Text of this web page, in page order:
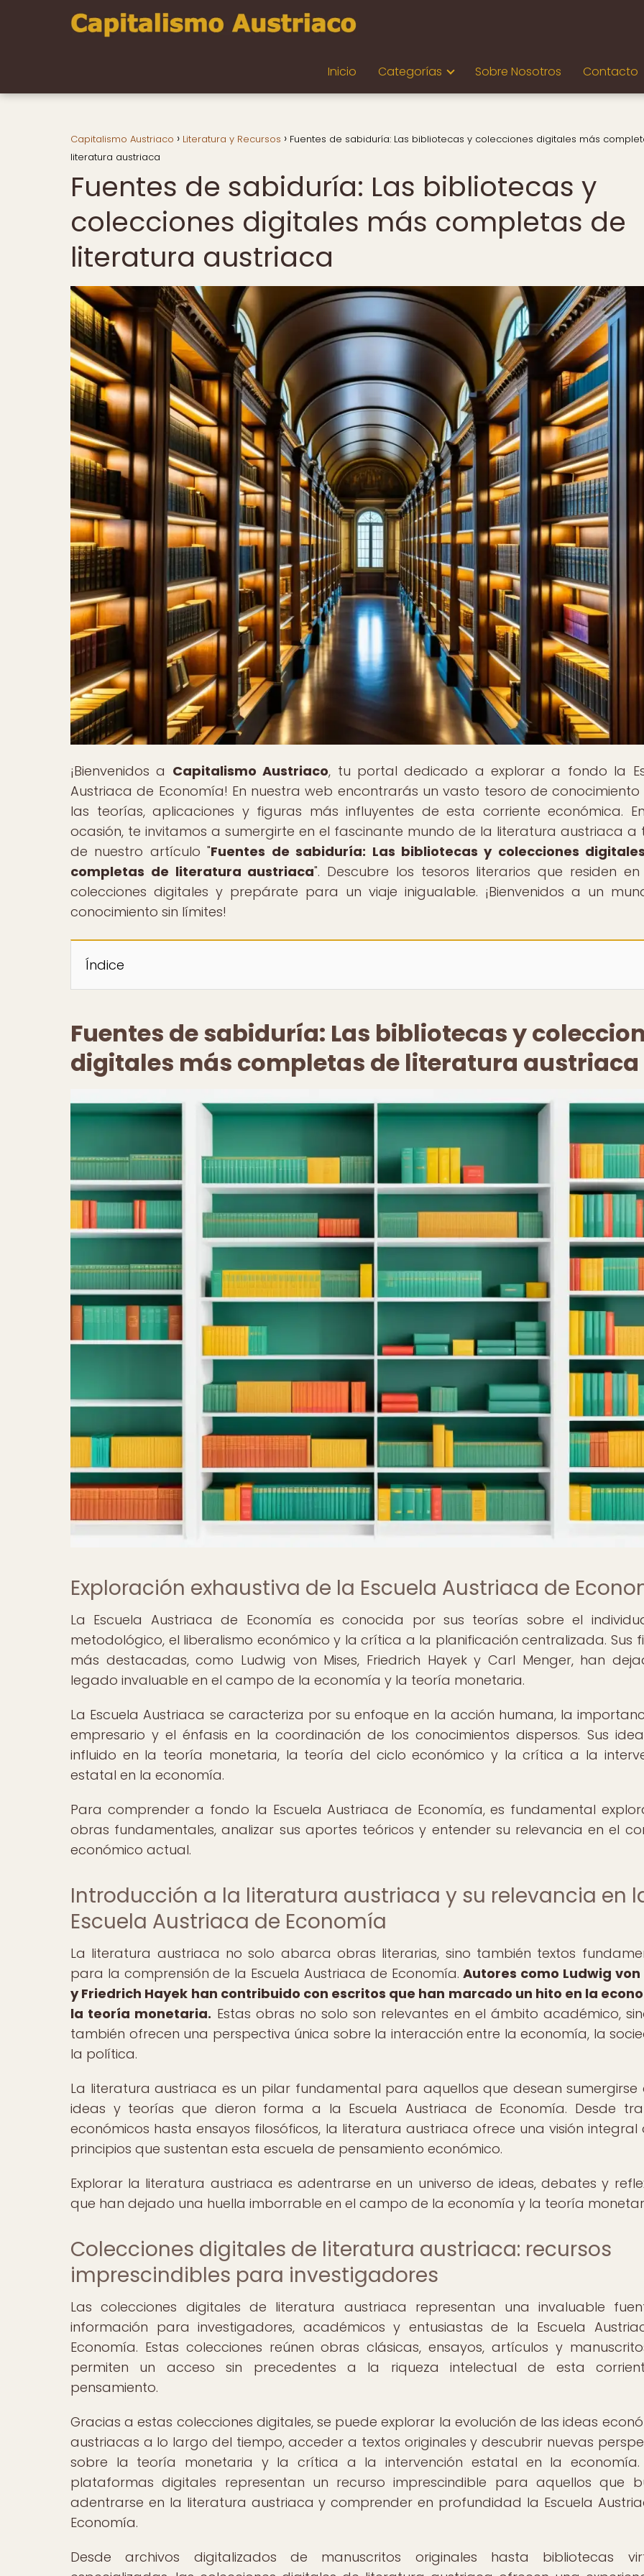
Inicio Categorías Sobre Nosotros Contacto
Capitalismo Austriaco Literatura y Recursos
Fuentes de sabiduría: Las bibliotecas y colecciones digitales más
literatura austriaca
Fuentes de sabiduría: Las bibliotecas y
colecciones digitales más completas de
literatura austriaca
¡Bienvenidos a Capitalismo Austriaco, tu portal dedicado a explorar a fondo la
Austriaca de Economía! En nuestra web encontrarás un vasto tesoro de
las teorías, aplicaciones y figuras más influyentes de esta corriente económica.
ocasión, te invitamos a sumergirte en el fascinante mundo de la literatura austriaca a
de nuestro artículo "Fuentes de sabiduría: Las bibliotecas y colecciones
completas de literatura austriaca". Descubre los tesoros literarios que residen
colecciones digitales y prepárate para un viaje inigualable. ¡Bienvenidos a un
conocimiento sin límites!
Índice
Fuentes de sabiduría: Las bibliotecas y
digitales más completas de literatura austriaca
Exploración exhaustiva de la Escuela Austriaca de
La Escuela Austriaca de Economía es conocida por sus teorías sobre el
metodológico, el liberalismo económico y la crítica a la planificación centralizada. Sus
más destacadas, como Ludwig von Mises, Friedrich Hayek y Carl Menger, han
legado invaluable en el campo de la economía y la teoría monetaria.
La Escuela Austriaca se caracteriza por su enfoque en la acción humana, la
empresario y el énfasis en la coordinación de los conocimientos dispersos. Sus
influido en la teoría monetaria, la teoría del ciclo económico y la crítica a la
estatal en la economía.
Para comprender a fondo la Escuela Austriaca de Economía, es fundamental
obras fundamentales, analizar sus aportes teóricos y entender su relevancia en el
económico actual.
Introducción a la literatura austriaca y su relevancia en
Escuela Austriaca de Economía
La literatura austriaca no solo abarca obras literarias, sino también textos
para la comprensión de la Escuela Austriaca de Economía.Autores como Ludwig von
y Friedrich Hayek han contribuido con escritos que han marcado un hito en la
la teoría monetaria. Estas obras no solo son relevantes en el ámbito académico,
también ofrecen una perspectiva única sobre la interacción entre la economía, la
la política.
La literatura austriaca es un pilar fundamental para aquellos que desean sumergirse
ideas y teorías que dieron forma a la Escuela Austriaca de Economía. Desde
económicos hasta ensayos filosóficos, la literatura austriaca ofrece una visión integral
principios que sustentan esta escuela de pensamiento económico.
Explorar la literatura austriaca es adentrarse en un universo de ideas, debates y
que han dejado una huella imborrable en el campo de la economía y la teoría
Colecciones digitales de literatura austriaca: recursos
imprescindibles para investigadores
Las colecciones digitales de literatura austriaca representan una invaluable
información para investigadores, académicos y entusiastas de la Escuela
Economía. Estas colecciones reúnen obras clásicas, ensayos, artículos y
permiten un acceso sin precedentes a la riqueza intelectual de esta
pensamiento.
Gracias a estas colecciones digitales, se puede explorar la evolución de las ideas
austriacas a lo largo del tiempo, acceder a textos originales y descubrir nuevas
sobre la teoría monetaria y la crítica a la intervención estatal en la economía.
plataformas digitales representan un recurso imprescindible para aquellos que
adentrarse en la literatura austriaca y comprender en profundidad la Escuela
Economía.
Desde archivos digitalizados de manuscritos originales hasta bibliotecas